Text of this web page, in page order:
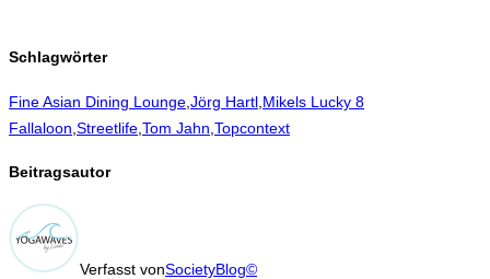
Schlagwörter
Fine Asian Dining Lounge Jörg Hartl Mikels Lucky 8
Fallaloon Streetlife Tom Jahn Topcontext
Beitragsautor
Verfasst vonSocietyBlog©